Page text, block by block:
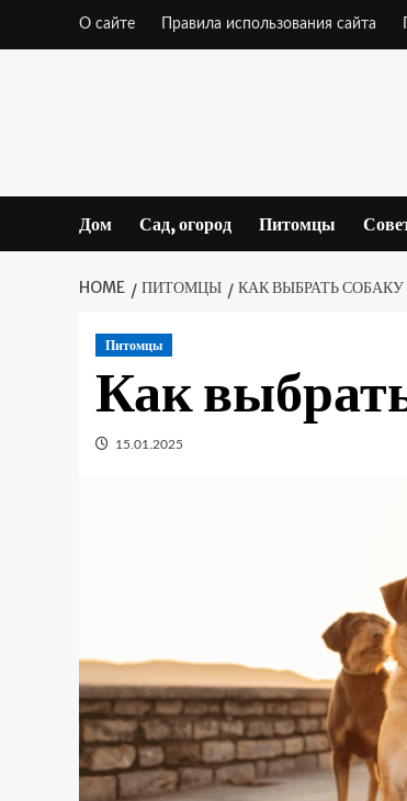
О сайте Правила использования сайта
Дом Сад, огород Питомцы
HOME ПИТОМЦЫ КАК ВЫБРАТЬ СОБАКУ
Питомцы
Как
15.01.2025